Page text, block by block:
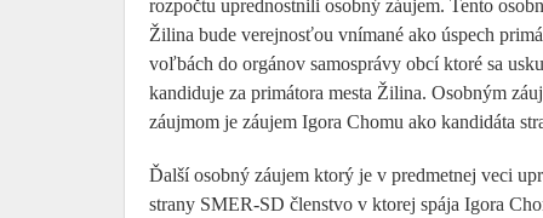
rozpočtu uprednostnili osobný záujem. Tento
Žilina bude verejnosťou vnímané ako úspech
voľbách do orgánov samosprávy obcí ktoré sa
kandiduje za primátora mesta Žilina. Osobným
záujmom je záujem Igora Chomu ako kandidáta
Ďalší osobný záujem ktorý je v predmetnej veci
strany SMER-SD členstvo v ktorej spája Igora